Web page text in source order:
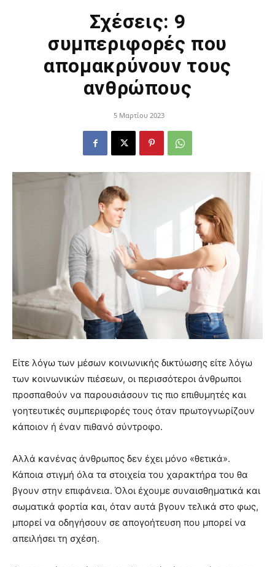
Σχέσεις: 9
συμπεριφορές που
απομακρύνουν τους
ανθρώπους
5 Μαρτίου 2023
Είτε λόγω των μέσων κοινωνικής δικτύωσης είτε λόγω
των κοινωνικών πιέσεων, οι περισσότεροι άνθρωποι
προσπαθούν να παρουσιάσουν τις πιο επιθυμητές και
γοητευτικές συμπεριφορές τους όταν πρωτογνωρίζουν
κάποιον ή έναν πιθανό σύντροφο.
Αλλά κανένας άνθρωπος δεν έχει μόνο «θετικά».
Κάποια στιγμή όλα τα στοιχεία του χαρακτήρα του θα
βγουν στην επιφάνεια. Όλοι έχουμε συναισθηματικά και
σωματικά φορτία και, όταν αυτά βγουν τελικά στο φως,
μπορεί να οδηγήσουν σε απογοήτευση που μπορεί να
απειλήσει τη σχέση.